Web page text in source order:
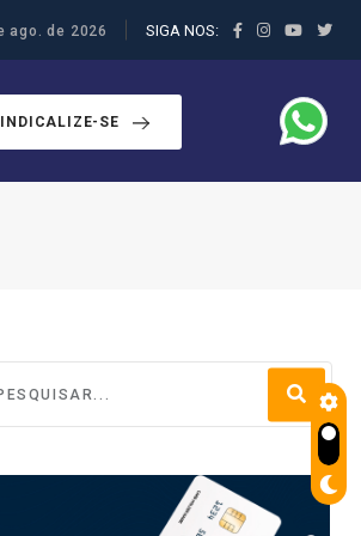
ago. de 2026 SIGA NOS:
SE